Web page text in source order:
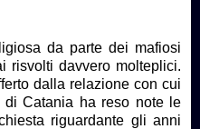
da parte dei mafiosi
risvolti davvero molteplici.
dalla relazione con cui
di Catania ha reso note le
riguardante gli anni